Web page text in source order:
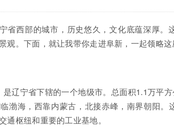
省西部的城市，历史悠久，文化底蕴深厚。
观。下面，就让我带你走进阜新，一起领略这
是辽宁省下辖的一个地级市。总面积1.1万平方
渤海，西靠内蒙古，北接赤峰，南界朝阳。
通枢纽和重要的工业基地。